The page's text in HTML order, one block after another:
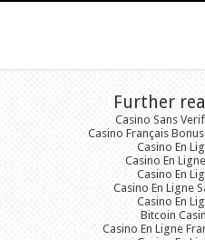
Further
Casino Sans
Casino Français
Casino En
Casino En
Casino En
Casino En Ligne
Casino En
Bitcoin
Casino En Ligne